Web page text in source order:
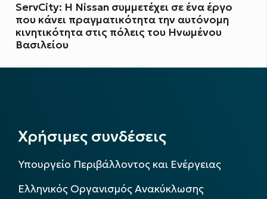
ServCity: H Nissan συμμετέχει σε ένα έργο
που κάνει πραγματικότητα την αυτόνομη
κινητικότητα στις πόλεις του Ηνωμένου
Βασιλείου
Χρήσιμες συνδέσεις
Υπουργείο Περιβάλλοντος και Ενέργειας
Ελληνικός Οργανισμός Ανακύκλωσης